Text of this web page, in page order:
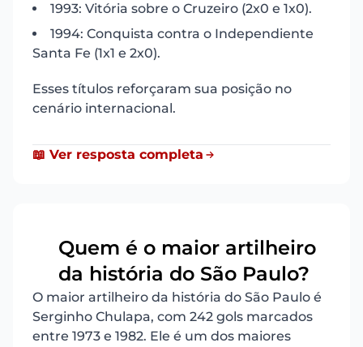
1993: Vitória sobre o Cruzeiro (2x0 e 1x0).
1994: Conquista contra o Independiente
Santa Fe (1x1 e 2x0).
Esses títulos reforçaram sua posição no
cenário internacional.
📖 Ver resposta completa
Quem é o maior artilheiro
da história do São Paulo?
O maior artilheiro da história do São Paulo é
Serginho Chulapa, com 242 gols marcados
entre 1973 e 1982. Ele é um dos maiores